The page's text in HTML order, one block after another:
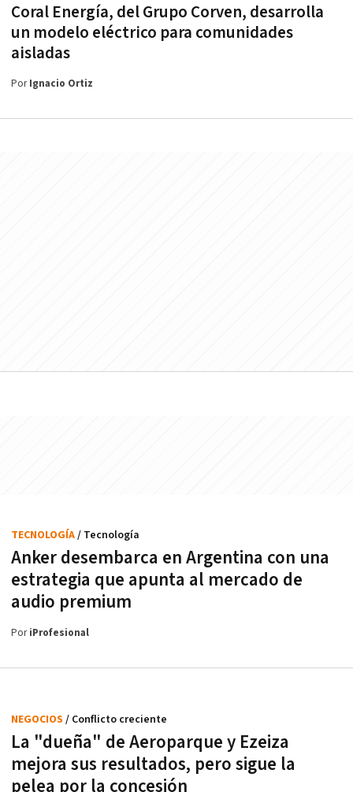
Coral Energía, del Grupo Corven, desarrolla
un modelo eléctrico para comunidades
aisladas
PorIgnacio Ortiz
Anker desembarca en Argentina con una
estrategia que apunta al mercado de
audio premium
TECNOLOGÍA/ Tecnología
PoriProfesional
La "dueña" de Aeroparque y Ezeiza
mejora sus resultados, pero sigue la
pelea por la concesión
NEGOCIOS / Conflicto creciente